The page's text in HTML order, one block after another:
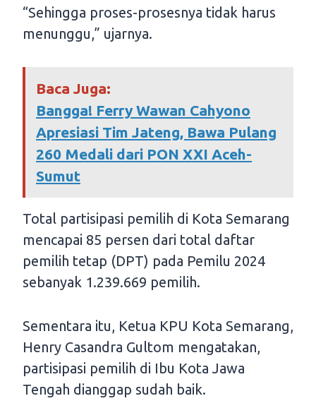
“Sehingga proses-prosesnya tidak harus
menunggu,” ujarnya.
Baca Juga:
Bangga! Ferry Wawan Cahyono
Apresiasi Tim Jateng, Bawa Pulang
260 Medali dari PON XXI Aceh-
Sumut
Total partisipasi pemilih di Kota Semarang
mencapai 85 persen dari total daftar
pemilih tetap (DPT) pada Pemilu 2024
sebanyak 1.239.669 pemilih.
Sementara itu, Ketua KPU Kota Semarang,
Henry Casandra Gultom mengatakan,
partisipasi pemilih di Ibu Kota Jawa
Tengah dianggap sudah baik.